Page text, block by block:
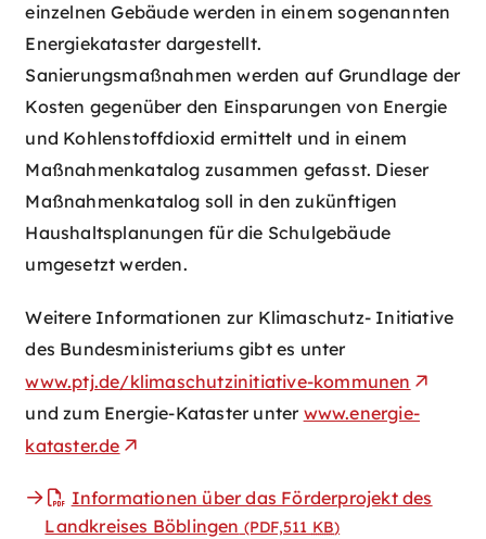
einzelnen Gebäude werden in einem sogenannten
Energiekataster dargestellt.
Sanierungsmaßnahmen werden auf Grundlage der
Kosten gegenüber den Einsparungen von Energie
und Kohlenstoffdioxid ermittelt und in einem
Maßnahmenkatalog zusammen gefasst. Dieser
Maßnahmenkatalog soll in den zukünftigen
Haushaltsplanungen für die Schulgebäude
umgesetzt werden.
Weitere Informationen zur Klimaschutz- Initiative
des Bundesministeriums gibt es unter
www.ptj.de/klimaschutzinitiative-kommunen
und zum Energie-Kataster unter www.energie-
kataster.de
Informationen über das Förderprojekt des
Landkreises Böblingen (PDF,511 KB)